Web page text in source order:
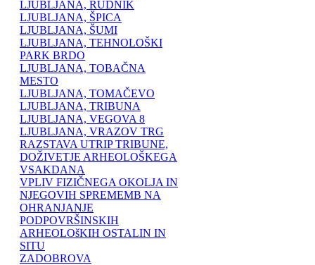
LJUBLJANA, RUDNIK
LJUBLJANA, ŠPICA
LJUBLJANA, ŠUMI
LJUBLJANA, TEHNOLOŠKI
PARK BRDO
LJUBLJANA, TOBAČNA
MESTO
LJUBLJANA, TOMAČEVO
LJUBLJANA, TRIBUNA
LJUBLJANA, VEGOVA 8
LJUBLJANA, VRAZOV TRG
RAZSTAVA UTRIP TRIBUNE,
DOŽIVETJE ARHEOLOŠKEGA
VSAKDANA
VPLIV FIZIČNEGA OKOLJA IN
NJEGOVIH SPREMEMB NA
OHRANJANJE
PODPOVRŠINSKIH
ARHEOLOšKIH OSTALIN IN
SITU
ZADOBROVA